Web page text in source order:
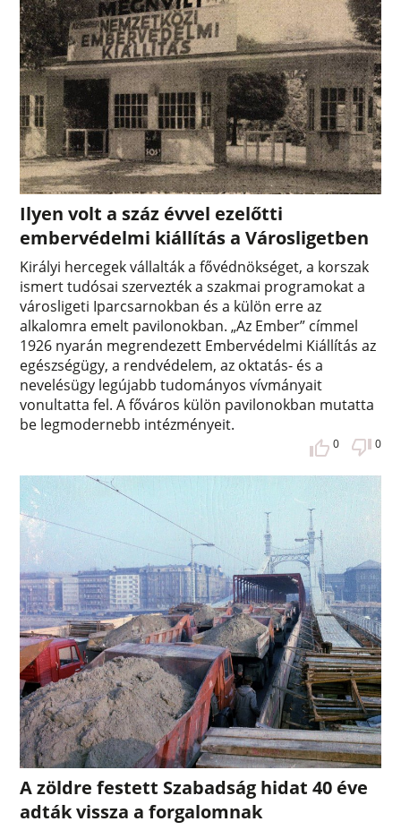
Ilyen volt a száz évvel ezelőtti
embervédelmi kiállítás a Városligetben
Királyi hercegek vállalták a fővédnökséget, a korszak
ismert tudósai szervezték a szakmai programokat a
városligeti Iparcsarnokban és a külön erre az
alkalomra emelt pavilonokban. „Az Ember” címmel
1926 nyarán megrendezett Embervédelmi Kiállítás az
egészségügy, a rendvédelem, az oktatás- és a
nevelésügy legújabb tudományos vívmányait
vonultatta fel. A főváros külön pavilonokban mutatta
be legmodernebb intézményeit.
0 0
A zöldre festett Szabadság hidat 40 éve
adták vissza a forgalomnak